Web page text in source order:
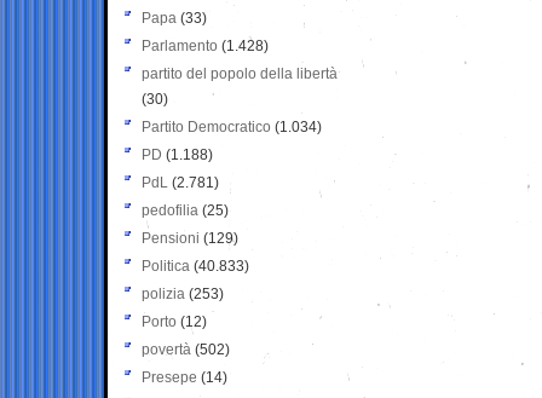
Papa (33)
Parlamento (1.428)
partito del popolo della libertà
(30)
Partito Democratico (1.034)
PD (1.188)
PdL (2.781)
pedofilia (25)
Pensioni (129)
Politica (40.833)
polizia (253)
Porto (12)
povertà (502)
Presepe (14)